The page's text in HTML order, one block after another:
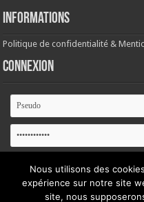
Informations
Politique de confidentialité &
Connexion
Se souvenir
Mot de passe oublié ?
Nous utilisons des
expérience sur notre site
site, nous